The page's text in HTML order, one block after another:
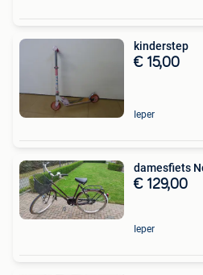
kinderstep
€ 15,00
Ieper
damesfiets
€ 129,00
Ieper